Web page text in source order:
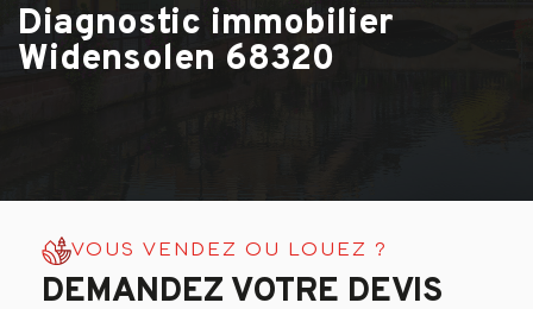
Diagnostic immobilier
Widensolen 68320
VOUS VENDEZ OU LOUEZ ?
DEMANDEZ VOTRE DEVIS